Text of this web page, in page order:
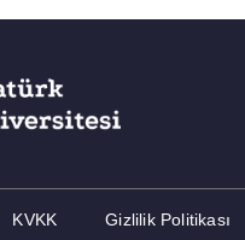
KVKK Gizlilik Politikası